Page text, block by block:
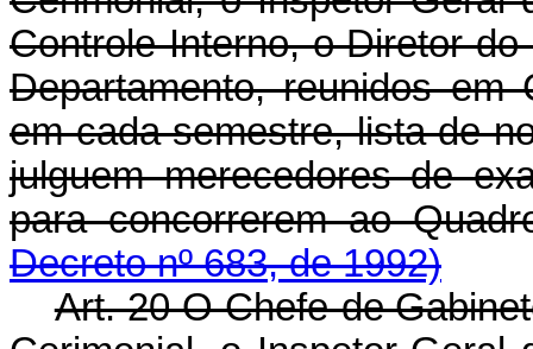
Controle Interno, o Diretor
Departamento, reunidos em
em cada semestre, lista de
julguem merecedores de
para concorrerem ao
Decreto nº 683, de 1992)
Art. 20 O Chefe-de